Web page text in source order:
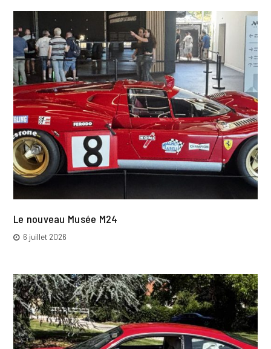
Le nouveau Musée M24
6 juillet 2026